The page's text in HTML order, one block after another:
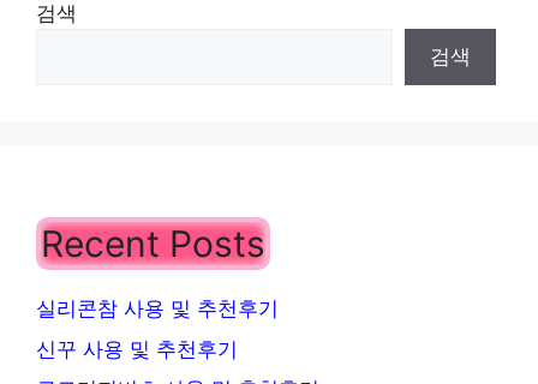
검색
검색
Recent Posts
실리콘참 사용 및 추천후기
신꾸 사용 및 추천후기